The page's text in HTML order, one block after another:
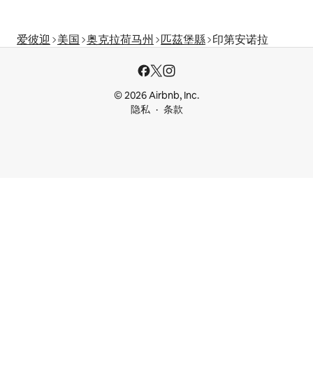
爱彼迎 美国 奥克拉荷马州 匹茲堡縣 印第安诺拉
© 2026 Airbnb, Inc.
隐私
条款